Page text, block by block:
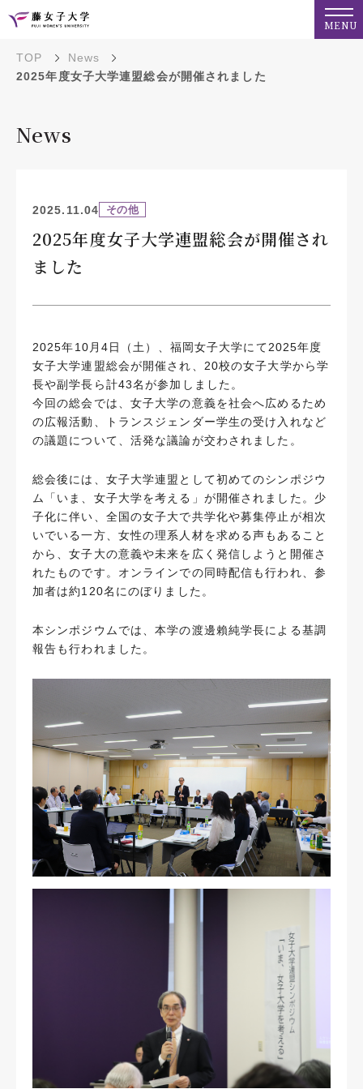
MENU
TOP
News
2025年度女子大学連盟総会が開催されました
News
2025.11.04 その他
2025年度女子大学連盟総会が開催され
ました
2025年10月4日（土）、福岡女子大学にて2025年度
女子大学連盟総会が開催され、20校の女子大学から学
長や副学長ら計43名が参加しました。
今回の総会では、女子大学の意義を社会へ広めるため
の広報活動、トランスジェンダー学生の受け入れなど
の議題について、活発な議論が交わされました。
総会後には、女子大学連盟として初めてのシンポジウ
ム「いま、女子大学を考える」が開催されました。少
子化に伴い、全国の女子大で共学化や募集停止が相次
いでいる一方、女性の理系人材を求める声もあること
から、女子大の意義や未来を広く発信しようと開催さ
れたものです。オンラインでの同時配信も行われ、参
加者は約120名にのぼりました。
本シンポジウムでは、本学の渡邊賴純学長による基調
報告も行われました。